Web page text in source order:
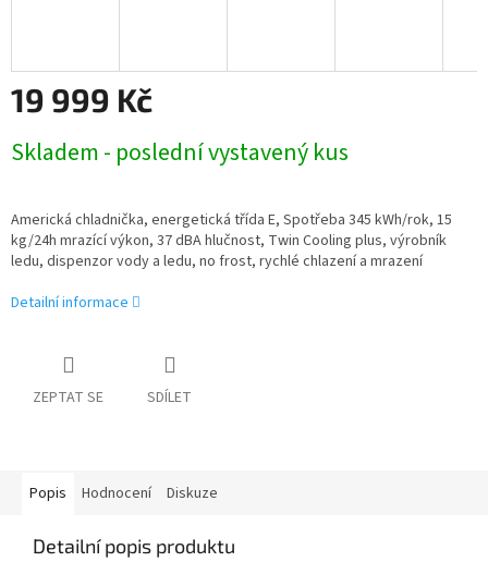
19 999 Kč
cena:
Skladem - poslední vystavený kus
Americká chladnička, energetická třída E, Spotřeba 345 kWh/rok, 15
kg/24h mrazící výkon, 37 dBA hlučnost, Twin Cooling plus, výrobník
ledu, dispenzor vody a ledu, no frost, rychlé chlazení a mrazení
Detailní informace
ZEPTAT SE SDÍLET
Popis Hodnocení Diskuze
Detailní popis produktu